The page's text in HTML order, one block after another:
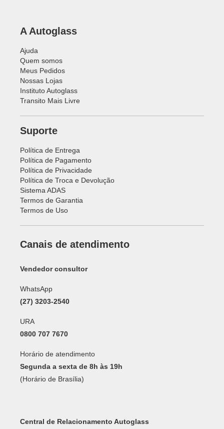
A Autoglass
Ajuda
Quem somos
Meus Pedidos
Nossas Lojas
Instituto Autoglass
Transito Mais Livre
Suporte
Política de Entrega
Política de Pagamento
Política de Privacidade
Política de Troca e Devolução
Sistema ADAS
Termos de Garantia
Termos de Uso
Canais de atendimento
Vendedor consultor
WhatsApp
(27) 3203-2540
URA
0800 707 7670
Horário de atendimento
Segunda a sexta de 8h às 19h
(Horário de Brasília)
Central de Relacionamento Autoglass